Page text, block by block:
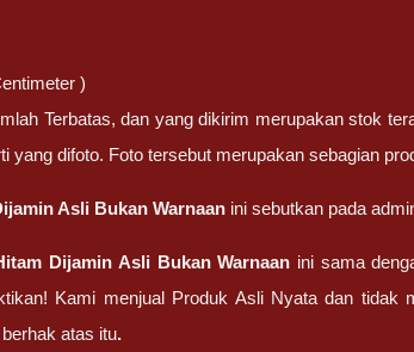
)
Terbatas, dan yang dikirim merupakan stok
difoto. Foto tersebut merupakan sebagian
Asli Bukan Warnaan ini sebutkan pada
Dijamin Asli Bukan Warnaan ini sama
Kami menjual Produk Asli Nyata dan tidak
atas itu.